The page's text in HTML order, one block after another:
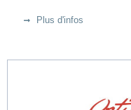
Plus d'infos